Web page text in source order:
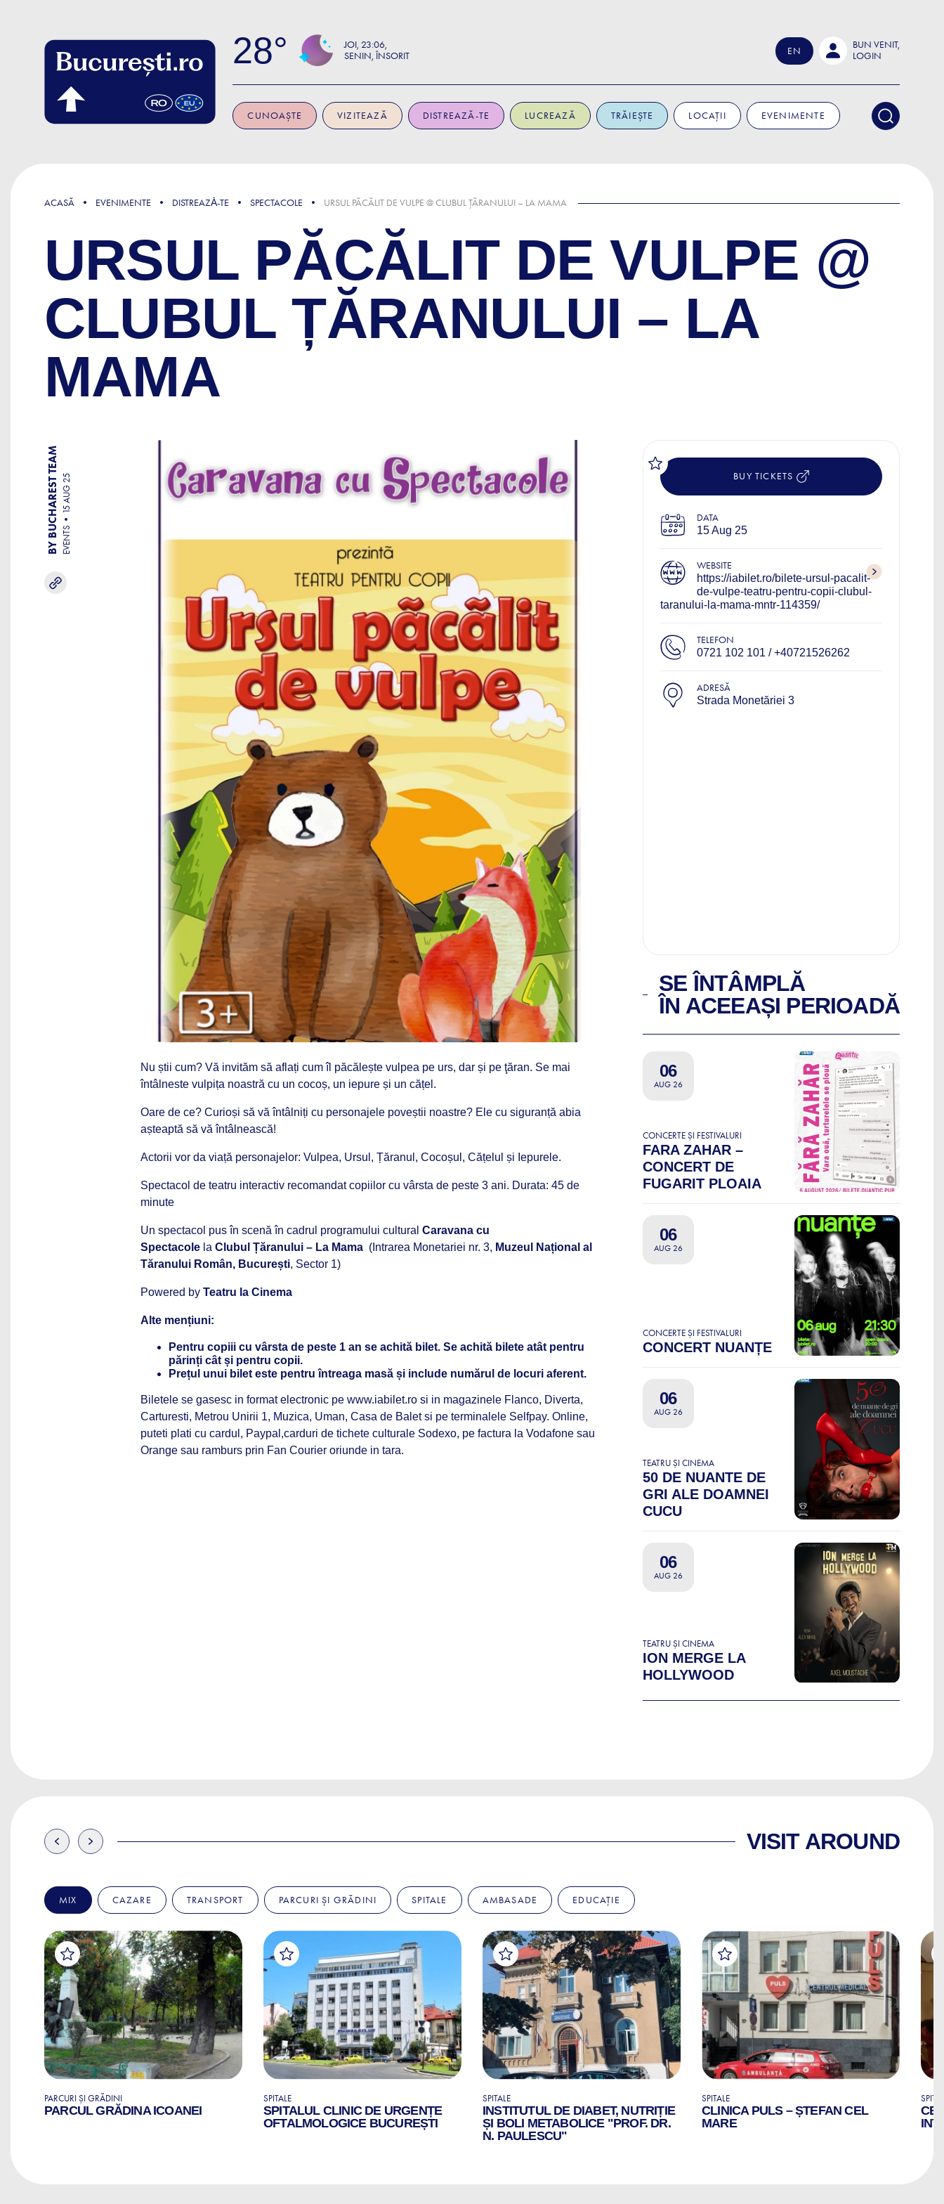
28 JOI 23:06
SENIN, ÎNSORIT
EN
BUN VENIT,
LOGIN
CUNOAȘTE VIZITEAZĂ DISTREAZĂ-TE LUCREAZĂ TRĂIEȘTE LOCAȚII EVENIMENTE
ACASĂ EVENIMENTE DISTREAZǍ-TE SPECTACOLE URSUL PĂCĂLIT DE VULPE @ CLUBUL ȚĂRANULUI – LA MAMA
URSUL PĂCĂLIT DE VULPE @
CLUBUL ȚĂRANULUI – LA
MAMA
BY BUCHAREST TEAM EVENTS
15 AUG 25
Nu știi cum? Vă invităm să aflați cum îl păcălește vulpea pe urs, dar și pe ţăran. Se mai
întâlneste vulpița noastră cu un cocoș, un iepure și un cățel.
Oare de ce? Curioși să vă întâlniți cu personajele poveștii noastre? Ele cu siguranță abia
așteaptă să vă întâlnească!
Actorii vor da viață personajelor: Vulpea, Ursul, Țăranul, Cocoșul, Cățelul și Iepurele.
Spectacol de teatru interactiv recomandat copiilor cu vârsta de peste 3 ani. Durata: 45 de
minute
Un spectacol pus în scenă în cadrul programului cultural Caravana cu
Spectacole la Clubul Țăranului – La Mama ( Intrarea Monetariei nr. 3, Muzeul Național al
Tăranului Român, București, Sector 1)
Powered by Teatru la Cinema
Alte mențiuni:
Pentru copiii cu vârsta de peste 1 an se achită bilet. Se achită bilete atât pentru
părinți cât și pentru copii.
Prețul unui bilet este pentru întreaga masă și include numărul de locuri aferent.
Biletele se gasesc in format electronic pe www.iabilet.ro si in magazinele Flanco, Diverta,
Carturesti, Metrou Unirii 1, Muzica, Uman, Casa de Balet si pe terminalele Selfpay. Online,
puteti plati cu cardul, Paypal,carduri de tichete culturale Sodexo, pe factura la Vodafone sau
Orange sau ramburs prin Fan Courier oriunde in tara.
BUY TICKETS
DATA
15 Aug 25
WEBSITE
https://iabilet.ro/bilete-ursul-pacalit-
de-vulpe-teatru-pentru-copii-clubul-
taranului-la-mama-mntr-114359/
TELEFON
0721 102 101 / +40721526262
ADRESĂ
Strada Monetăriei 3
SE ÎNTÂMPLĂ
ÎN ACEEAȘI PERIOADĂ
06
AUG 26
CONCERTE ȘI FESTIVALURI
FARA ZAHAR –
CONCERT DE
FUGARIT PLOAIA
06
AUG 26
CONCERTE ȘI FESTIVALURI
CONCERT NUANȚE
06
AUG 26
TEATRU ȘI CINEMA
50 DE NUANTE DE
GRI ALE DOAMNEI
CUCU
06
AUG 26
TEATRU ȘI CINEMA
ION MERGE LA
HOLLYWOOD
VISIT AROUND
MIX CAZARE TRANSPORT PARCURI ȘI GRĂDINI SPITALE AMBASADE EDUCAȚIE
PARCURI ȘI GRĂDINI
PARCUL GRĂDINA ICOANEI
SPITALE
SPITALUL CLINIC DE URGENȚE
OFTALMOLOGICE BUCUREȘTI
SPITALE
INSTITUTUL DE DIABET, NUTRIȚIE
ȘI BOLI METABOLICE "PROF. DR.
N. PAULESCU"
SPITALE
CLINICA PULS – ȘTEFAN CEL
MARE